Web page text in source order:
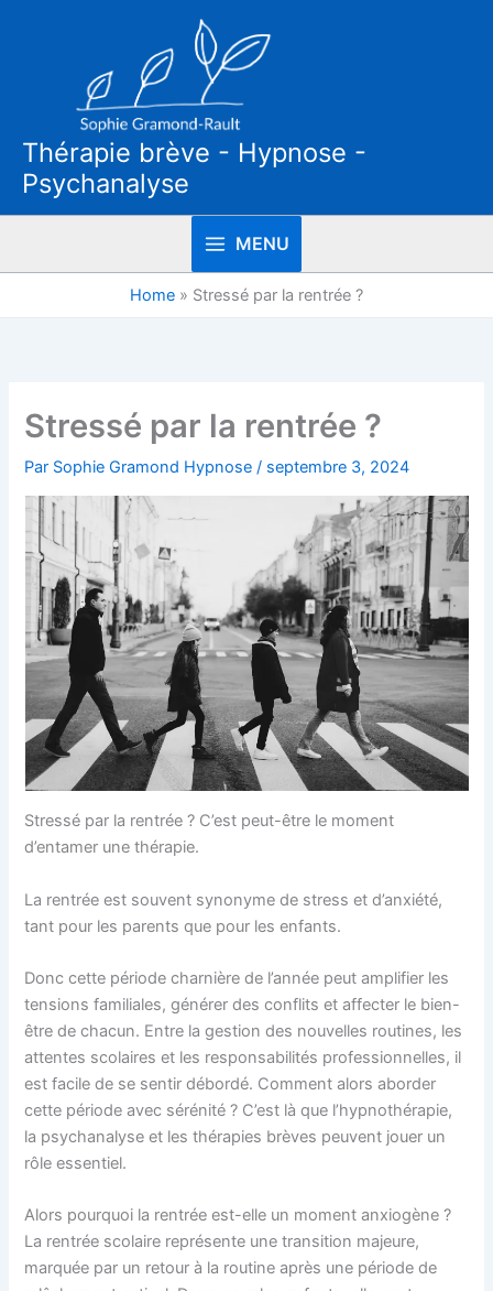
Thérapie brève - Hypnose -
Psychanalyse
MENU
Home » Stressé par la rentrée ?
Stressé par la rentrée ?
Par Sophie Gramond Hypnose/ septembre 3, 2024
Stressé par la rentrée ? C’est peut-être le moment
d’entamer une thérapie.
La rentrée est souvent synonyme de stress et d’anxiété,
tant pour les parents que pour les enfants.
Donc cette période charnière de l’année peut amplifier les
tensions familiales, générer des conflits et affecter le bien-
être de chacun. Entre la gestion des nouvelles routines, les
attentes scolaires et les responsabilités professionnelles, il
est facile de se sentir débordé. Comment alors aborder
cette période avec sérénité ? C’est là que l’hypnothérapie,
la psychanalyse et les thérapies brèves peuvent jouer un
rôle essentiel.
Alors pourquoi la rentrée est-elle un moment anxiogène ?
La rentrée scolaire représente une transition majeure,
marquée par un retour à la routine après une période de